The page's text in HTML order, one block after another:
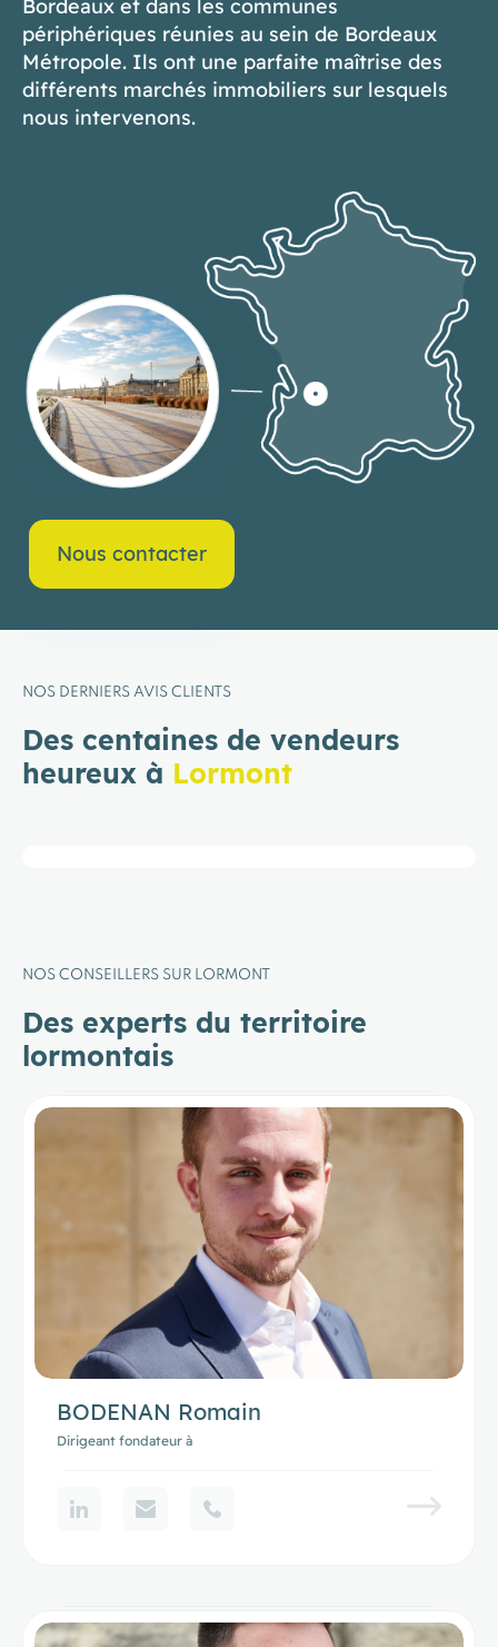
Bordeaux et dans les communes
périphériques réunies au sein de Bordeaux
Métropole. Ils ont une parfaite maîtrise des
différents marchés immobiliers sur lesquels
nous intervenons.
Nous contacter
NOS DERNIERS AVIS CLIENTS
Des centaines de vendeurs
heureux à Lormont
NOS CONSEILLERS SUR LORMONT
Des experts du territoire
lormontais
BODENAN Romain
Dirigeant fondateur à